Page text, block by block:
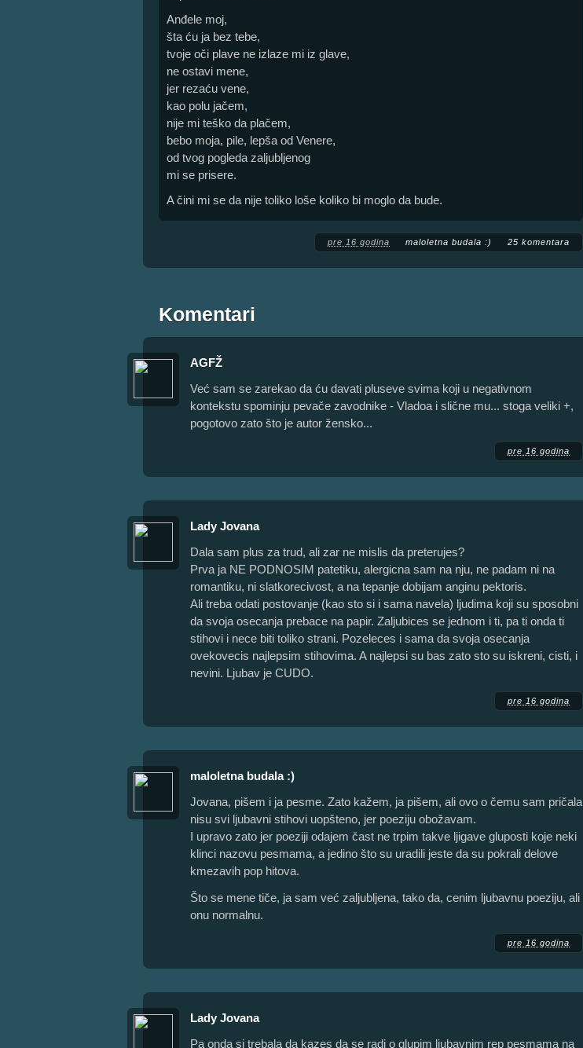
Anđele moj,
šta ću ja bez tebe,
tvoje oči plave ne izlaze mi iz glave,
ne ostavi mene,
jer rezaću vene,
kao polu jačem,
nije mi teško da plačem,
bebo moja, pile, lepša od Venere,
od tvog pogleda zaljubljenog
mi se prisere.
A čini mi se da nije toliko loše koliko bi moglo da bude.
pre 16 godina maloletna budala :) 25 komentara
Komentari
AGFŽ
Već sam se zarekao da ću davati pluseve svima koji u negativnom
kontekstu spominju pevače zavodnike - Vladoa i slične mu... stoga veliki +,
pogotovo zato što je autor žensko...
pre 16 godina
Lady Jovana
Dala sam plus za trud, ali zar ne mislis da preterujes?
Prva ja NE PODNOSIM patetiku, alergicna sam na nju, ne padam ni na
romantiku, ni slatkorecivost, a na tepanje dobijam anginu pektoris.
Ali treba odati postovanje (kao sto si i sama navela) ljudima koji su sposobni
da svoja osecanja prebace na papir. Zaljubices se jednom i ti, pa ti onda ti
stihovi i nece biti toliko strani. Pozeleces i sama da svoja osecanja
ovekovecis najlepsim stihovima. A najlepsi su bas zato sto su iskreni, cisti, i
nevini. Ljubav je CUDO.
pre 16 godina
maloletna budala :)
Jovana, pišem i ja pesme. Zato kažem, ja pišem, ali ovo o čemu sam pričala
nisu svi ljubavni stihovi uopšteno, jer poeziju obožavam.
I upravo zato jer poeziji odajem čast ne trpim takve ljigave gluposti koje neki
klinci nazovu pesmama, a jedino što su uradili jeste da su pokrali delove
kmezavih pop hitova.
Što se mene tiče, ja sam već zaljubljena, tako da, cenim ljubavnu poeziju, ali
onu normalnu.
pre 16 godina
Lady Jovana
Pa onda si trebala da kazes da se radi o glupim ljubavnim rep pesmama na